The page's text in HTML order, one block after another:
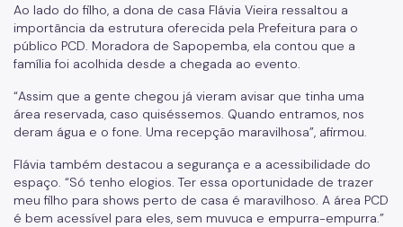
Ao lado do filho, a dona de casa Flávia Vieira ressaltou a
importância da estrutura oferecida pela Prefeitura para o
público PCD. Moradora de Sapopemba, ela contou que a
família foi acolhida desde a chegada ao evento.
“Assim que a gente chegou já vieram avisar que tinha uma
área reservada, caso quiséssemos. Quando entramos, nos
deram água e o fone. Uma recepção maravilhosa”, afirmou.
Flávia também destacou a segurança e a acessibilidade do
espaço. “Só tenho elogios. Ter essa oportunidade de trazer
meu filho para shows perto de casa é maravilhoso. A área PCD
é bem acessível para eles, sem muvuca e empurra-empurra.”